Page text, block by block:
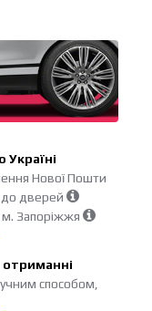
Україні
Нової Пошти
до дверей
м. Запоріжжя
способом,